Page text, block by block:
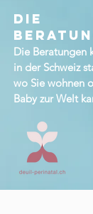
DIE
Die Beratungen
in der Schweiz
wo Sie wohnen
Baby zur Welt